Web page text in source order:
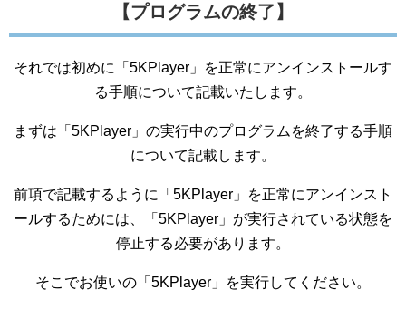
【プログラムの終了】
それでは初めに「5KPlayer」を正常にアンインストールす
る手順について記載いたします。
まずは「5KPlayer」の実行中のプログラムを終了する手順
について記載します。
前項で記載するように「5KPlayer」を正常にアンインスト
ールするためには、「5KPlayer」が実行されている状態を
停止する必要があります。
そこでお使いの「5KPlayer」を実行してください。